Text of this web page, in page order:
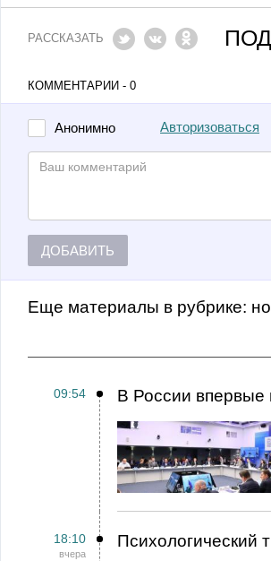
РАССКАЗАТЬ
КОММЕНТАРИИ - 0
Анонимно Авторизоваться
ДОБАВИТЬ
Еще материалы в рубрике:
09:54 В России впервые
18:10
вчера
Психологический